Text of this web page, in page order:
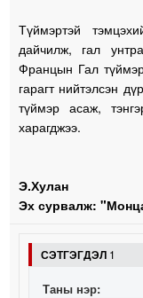
Түймэртэй
дайчилж, гал
Францын Гал
гарагт нийтэлсэн
түймэр асаж,
харагджээ.
Э.Хулан
Эх сурвалж:
СЭТГЭГДЭЛ 1
Таны нэр: